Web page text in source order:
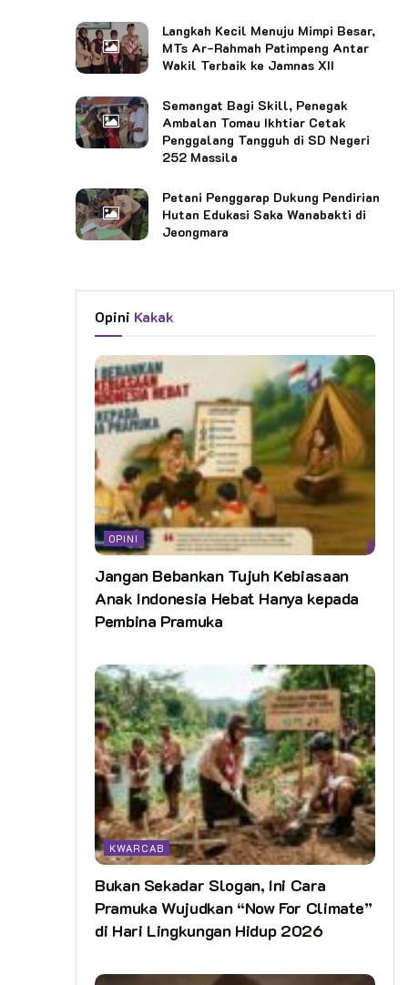
Langkah Kecil Menuju Mimpi Besar,
MTs Ar-Rahmah Patimpeng Antar
Wakil Terbaik ke Jamnas XII
Semangat Bagi Skill, Penegak
Ambalan Tomau Ikhtiar Cetak
Penggalang Tangguh di SD Negeri
252 Massila
Petani Penggarap Dukung Pendirian
Hutan Edukasi Saka Wanabakti di
Jeongmara
Opini Kakak
OPINI
Jangan Bebankan Tujuh Kebiasaan
Anak Indonesia Hebat Hanya kepada
Pembina Pramuka
KWARCAB
Bukan Sekadar Slogan, Ini Cara
Pramuka Wujudkan “Now For Climate”
di Hari Lingkungan Hidup 2026